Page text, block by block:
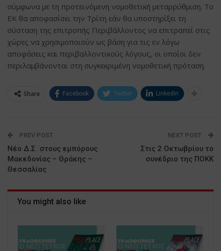
σύμφωνα με τη προτεινόμενη νομοθετική μεταρρύθμιση. Το
ΕΚ θα αποφασίσει την Τρίτη εάν θα υποστηρίξει τη
σύσταση της επιτροπής Περιβάλλοντος να επιτραπεί στις
χώρες να χρησιμοποιούν ως βάση για τις εν λόγω
αποφάσεις και περιβαλλοντικούς λόγους, οι οποίοι δεν
περιλαμβάνονται στη συγκεκριμένη νομοθετική πρόταση.
Share Facebook Twitter Linkedin
PREV POST
Νέο Δ.Σ. στους εμπόρους
Μακεδονίας – Θράκης –
Θεσσαλίας
NEXT POST
Στις 2 Οκτωβρίου το
συνέδριο της ΠΟΚΚ
You might also like